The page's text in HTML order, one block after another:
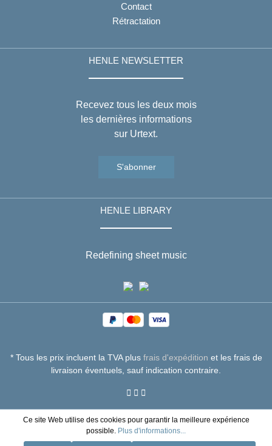
Contact
Rétractation
HENLE NEWSLETTER
Recevez tous les deux mois
les dernières informations
sur Urtext.
S'abonner
HENLE LIBRARY
Redefining sheet music
* Tous les prix incluent la TVA plus frais d'expédition et les frais de
livraison éventuels, sauf indication contraire.
Ce site Web utilise des cookies pour garantir la meilleure expérience
possible. Plus d'informations...